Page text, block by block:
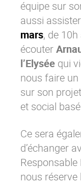
Contactez-nous
équipe sur
aussi
mars, de
écouter
l’Elysée qui
nous faire un
sur son
et social
Ce sera
d’échanger
nous réserve